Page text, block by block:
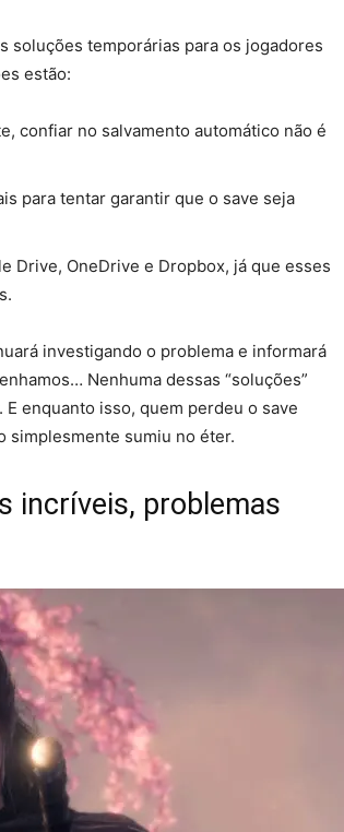
soluções temporárias para os jogadores
estão:
confiar no salvamento automático não é
para tentar garantir que o save seja
Drive, OneDrive e Dropbox, já que esses
investigando o problema e informará
Nenhuma dessas “soluções”
enquanto isso, quem perdeu o save
simplesmente sumiu no éter.
incríveis, problemas